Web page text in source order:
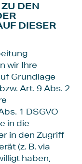
DEN
DIESER
wir Ihre
Grundlage
Art. 9 Abs. 2
1 DSGVO
in die
in den Zugriff
(z. B. via
haben,